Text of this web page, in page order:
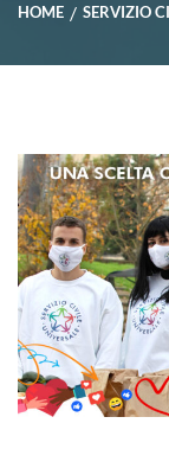
HOME SERVIZIO